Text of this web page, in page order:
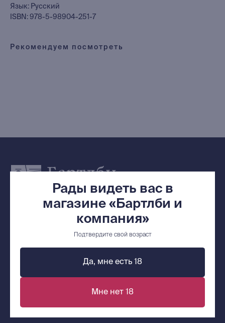
Рады видеть вас в
магазине «Бартлби и
компания»
Подтвердите свой возраст
Да, мне есть 18
Мне нет 18
Язык: Русский
ISBN: 978-5-98904-251-7
Рекомендуем посмотреть
+7 (921) 636-19-84
bartleby.sales@gmail.com
Сообщество ВКонтакте
Предзаказ
Редкости
Новинки